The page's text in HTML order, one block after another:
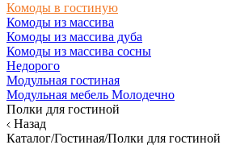
Комоды в гостиную
Комоды из массива
Комоды из массива дуба
Комоды из массива сосны
Недорого
Модульная гостиная
Модульная мебель Молодечно
Полки для гостиной
Назад
Каталог/Гостиная/Полки для гостиной